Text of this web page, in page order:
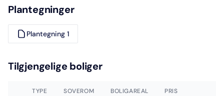
Plantegninger
Plantegning 1
Tilgjengelige boliger
TYPE SOVEROM BOLIGAREAL PRIS